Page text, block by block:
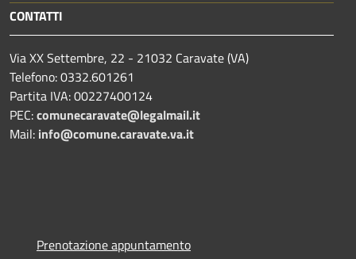
CONTATTI
Via XX Settembre, 22 - 21032 Caravate (VA)
Telefono: 0332.601261
Partita IVA: 00227400124
PEC:comunecaravate@legalmail.it
Mail: info@comune.caravate.va.it
Prenotazione appuntamento